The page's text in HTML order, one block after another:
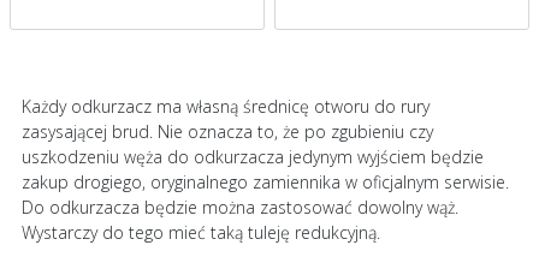
Każdy odkurzacz ma własną średnicę otworu do rury
zasysającej brud. Nie oznacza to, że po zgubieniu czy
uszkodzeniu węża do odkurzacza jedynym wyjściem będzie
zakup drogiego, oryginalnego zamiennika w oficjalnym serwisie.
Do odkurzacza będzie można zastosować dowolny wąż.
Wystarczy do tego mieć taką tuleję redukcyjną.